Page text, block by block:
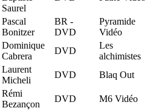
Saurel
Pascal
Bonitzer
BR -
DVD
Pyramide
Vidéo
Dominique
Cabrera
DVD
Les
alchimistes
Laurent
Micheli
DVD Blaq Out
Rémi
Bezançon
DVD M6 Vidéo